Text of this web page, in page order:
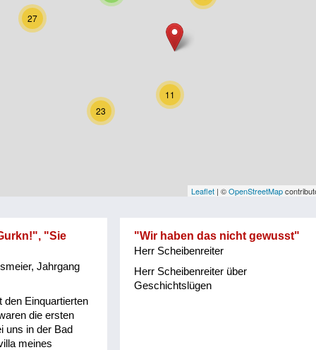
23
27
11
Leaflet | ©OpenStreetMap
"Sie
Jahrgang
den Einquartierten
die ersten
uns in der Bad
meines
"Wir haben das nicht gewusst"
Herr Scheibenreiter
Herr Scheibenreiter über
Geschichtslügen